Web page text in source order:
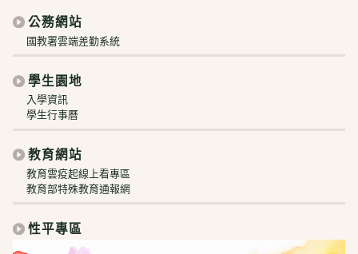
公務網站
國教署雲端差勤系統
學生園地
入學資訊
學生行事曆
教育網站
教育雲疫起線上看專區
教育部特殊教育通報網
性平專區